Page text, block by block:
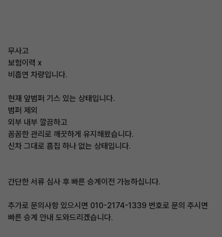
무사고
보험이력 x
비흡연 차량입니다.
현재 앞범퍼 기스 있는 상태입니다.
범퍼 제외
외부 내부 깔끔하고
꼼꼼한 관리로 깨끗하게 유지해왔습니다.
신차 그대로 흠집 하나 없는 상태입니다.
간단한 서류 심사 후 빠른 승계이전 가능하십니다.
추가로 문의사항 있으시면 010-2174-1339 번호로 문의 주시면
빠른 승계 안내 도와드리겠습니다.